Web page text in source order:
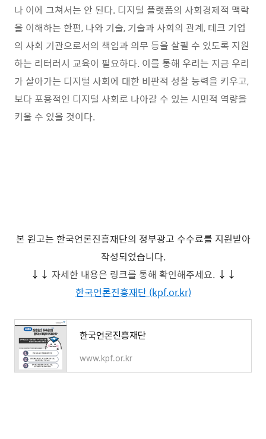
나 이에 그쳐서는 안 된다. 디지털 플랫폼의 사회경제적 맥락
을 이해하는 한편, 나와 기술, 기술과 사회의 관계, 테크 기업
의 사회 기관으로서의 책임과 의무 등을 살필 수 있도록 지원
하는 리터러시 교육이 필요하다. 이를 통해 우리는 지금 우리
가 살아가는 디지털 사회에 대한 비판적 성찰 능력을 키우고,
보다 포용적인 디지털 사회로 나아갈 수 있는 시민적 역량을
키울 수 있을 것이다.
본 원고는 한국언론진흥재단의 정부광고 수수료를 지원받아
작성되었습니다.
↓↓ 자세한 내용은 링크를 통해 확인해주세요. ↓↓
한국언론진흥재단 (kpf.or.kr)
한국언론진흥재단
www.kpf.or.kr